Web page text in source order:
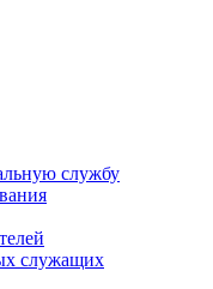
службу
служащих